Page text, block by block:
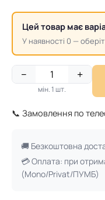
Цей товар має
У наявності 0 —
− +
мін. 1 шт.
📞 Замовлення по
🚚 Безкоштовна
💳 Оплата: при
(Mono/Privat/ПУМБ)